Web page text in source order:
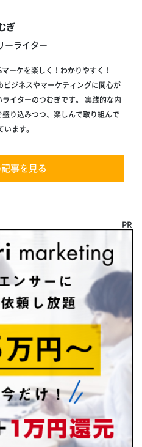
ぎ
ーライター
マーケを楽しく！わかりやすく！
ビジネスやマーケティングに関心が
ライターのつむぎです。 実践的な内
盛り込みつつ、楽しんで取り組んで
ます。
事を見る
PR